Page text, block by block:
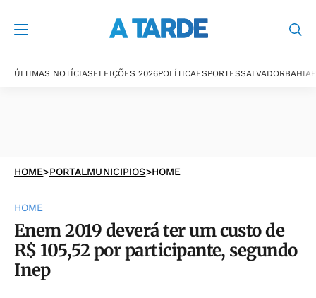
ÚLTIMAS NOTÍCIASELEIÇÕES 2026POLÍTICAESPORTESSALVADORBAHIA
HOME>PORTALMUNICIPIOS>HOME
HOME
Enem 2019 deverá ter um custo de
R$ 105,52 por participante, segundo
Inep